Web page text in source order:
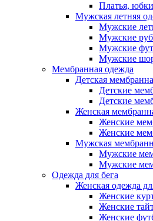
Платья, юбки
Мужская летняя
Мужские
Мужские
Мужские
Мужские
Мембранная одежда
Детская
Детские
Детские
Женская
Женские
Женские
Мужская
Мужские
Мужские
Одежда для бега
Женская одежда
Женские
Женские
Женские